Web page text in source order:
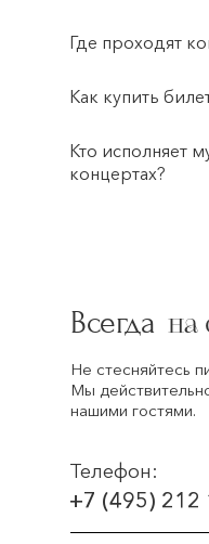
Где проходят
Как купить
Кто исполняет
концертах?
Всегда на
Не стесняйтесь
Мы
нашими гостями.
Телефон:
+7 (495) 212